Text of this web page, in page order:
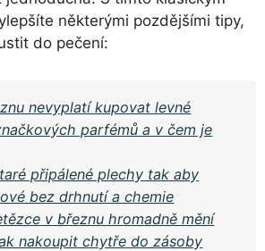
některými pozdějšími tipy,
do pečení:
nevyplatí kupovat levné
parfémů a v čem je
připálené plechy tak aby
bez drhnutí a chemie
v březnu hromadně mění
nakoupit chytře do zásoby